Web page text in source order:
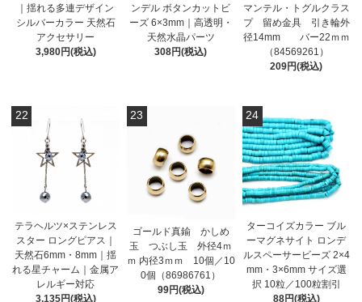
｜揺れる多連デザイン
シルバーカラー 天然石
アクセサリー
3,980円(税込)
ンデル ボタンカットビ
ーズ 6×3mm｜高透明・
天然水晶パーツ
308円(税込)
マンテル・トグルクラス
プ 留め金具 引き輪外
径14mm バー22ｍｍ
（84569261）
209円(税込)
22
テラヘルツ×ステンレス
スター ロングピアス｜
天然石6mm・8mm｜揺
れる星チャーム｜金属ア
レルギー対応
3,135円(税込)
23
ゴールド真鍮 かしめ
玉 つぶし玉 外径4ｍ
ｍ 内径3ｍｍ 10個／10
0個（86986761）
99円(税込)
24
ターコイズカラー ブル
ーマグネサイト ロンデ
ルスペーサービーズ 2×4
mm・3×6mm サイズ選
択 10粒／100粒割引
88円(税込)